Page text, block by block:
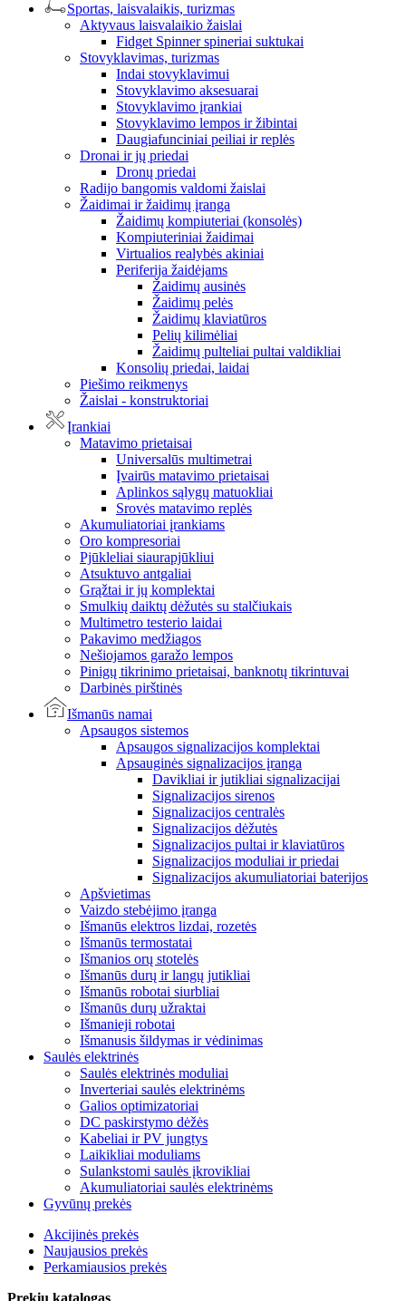
Sportas, laisvalaikis, turizmas
Aktyvaus laisvalaikio žaislai
Fidget Spinner spineriai suktukai
Stovyklavimas, turizmas
Indai stovyklavimui
Stovyklavimo aksesuarai
Stovyklavimo įrankiai
Stovyklavimo lempos ir žibintai
Daugiafunciniai peiliai ir replės
Dronai ir jų priedai
Dronų priedai
Radijo bangomis valdomi žaislai
Žaidimai ir žaidimų įranga
Žaidimų kompiuteriai (konsolės)
Kompiuteriniai žaidimai
Virtualios realybės akiniai
Periferija žaidėjams
Žaidimų ausinės
Žaidimų pelės
Žaidimų klaviatūros
Pelių kilimėliai
Žaidimų pulteliai pultai valdikliai
Konsolių priedai, laidai
Piešimo reikmenys
Žaislai - konstruktoriai
Įrankiai
Matavimo prietaisai
Universalūs multimetrai
Įvairūs matavimo prietaisai
Aplinkos sąlygų matuokliai
Srovės matavimo replės
Akumuliatoriai įrankiams
Oro kompresoriai
Pjūkleliai siaurapjūkliui
Atsuktuvo antgaliai
Grąžtai ir jų komplektai
Smulkių daiktų dėžutės su stalčiukais
Multimetro testerio laidai
Pakavimo medžiagos
Nešiojamos garažo lempos
Pinigų tikrinimo prietaisai, banknotų tikrintuvai
Darbinės pirštinės
Išmanūs namai
Apsaugos sistemos
Apsaugos signalizacijos komplektai
Apsauginės signalizacijos įranga
Davikliai ir jutikliai signalizacijai
Signalizacijos sirenos
Signalizacijos centralės
Signalizacijos dėžutės
Signalizacijos pultai ir klaviatūros
Signalizacijos moduliai ir priedai
Signalizacijos akumuliatoriai baterijos
Apšvietimas
Vaizdo stebėjimo įranga
Išmanūs elektros lizdai, rozetės
Išmanūs termostatai
Išmanios orų stotelės
Išmanūs durų ir langų jutikliai
Išmanūs robotai siurbliai
Išmanūs durų užraktai
Išmanieji robotai
Išmanusis šildymas ir vėdinimas
Saulės elektrinės
Saulės elektrinės moduliai
Inverteriai saulės elektrinėms
Galios optimizatoriai
DC paskirstymo dėžės
Kabeliai ir PV jungtys
Laikikliai moduliams
Sulankstomi saulės įkrovikliai
Akumuliatoriai saulės elektrinėms
Gyvūnų prekės
Akcijinės prekės
Naujausios prekės
Perkamiausios prekės
Prekių katalogas